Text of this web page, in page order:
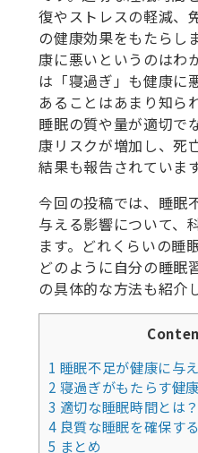
復やストレスの軽減、
の健康効果をもたらし
康に悪いというのはわ
は「寝過ぎ」も健康に
あることはあまり知ら
睡眠の質や量が適切で
康リスクが増加し、死
結果も報告されています
今回の投稿では、睡眠
与える影響について、
ます。どれくらいの睡
どのように自分の睡眠
の具体的な方法も紹介
1 睡眠不足が健康に与
2 寝過ぎがもたらす健
3 適切な睡眠時間とは？
4 良質な睡眠を確保す
5 まとめ